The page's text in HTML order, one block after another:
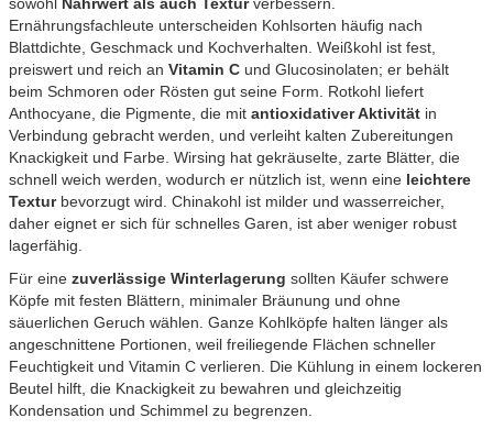
Ernährungsfachleute unterscheiden Kohlsorten häufig nach
Blattdichte, Geschmack und Kochverhalten. Weißkohl ist fest,
preiswert und reich an Vitamin C und Glucosinolaten; er behält
beim Schmoren oder Rösten gut seine Form. Rotkohl liefert
Anthocyane, die Pigmente, die mit antioxidativer Aktivität in
Verbindung gebracht werden, und verleiht kalten Zubereitungen
Knackigkeit und Farbe. Wirsing hat gekräuselte, zarte Blätter, die
schnell weich werden, wodurch er nützlich ist, wenn eine leichtere
Texturbevorzugt wird. Chinakohl ist milder und wasserreicher,
daher eignet er sich für schnelles Garen, ist aber weniger robust
lagerfähig.
Für eine zuverlässige Winterlagerung sollten Käufer schwere
Köpfe mit festen Blättern, minimaler Bräunung und ohne
säuerlichen Geruch wählen. Ganze Kohlköpfe halten länger als
angeschnittene Portionen, weil freiliegende Flächen schneller
Feuchtigkeit und Vitamin C verlieren. Die Kühlung in einem lockeren
Beutel hilft, die Knackigkeit zu bewahren und gleichzeitig
Kondensation und Schimmel zu begrenzen.